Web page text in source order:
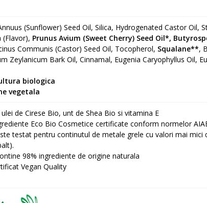
(Sunflower) Seed Oil, Silica, Hydrogenated Castor Oil,
(Flavor), Prunus Avium (Sweet Cherry) Seed Oil*,
Communis (Castor) Seed Oil, Tocopherol, Squalane**,
Zeylanicum Bark Oil, Cinnamal, Eugenia Caryophyllus Oil,
biologica
vegetala
de Cirese Bio, unt de Shea Bio si vitamina E
Eco Bio Cosmetice certificate conform normelor
testat pentru continutul de metale grele cu valori mai mici
98% ingrediente de origine naturala
Vegan Quality